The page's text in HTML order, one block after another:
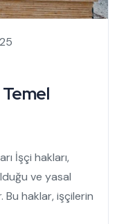
Temel
İşçi hakları,
ve yasal
Bu haklar, işçilerin